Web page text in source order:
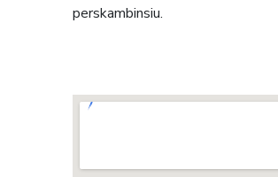
perskambinsiu.